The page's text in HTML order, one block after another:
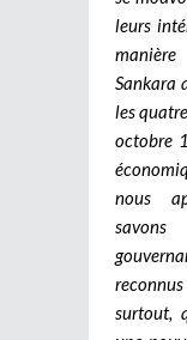
leurs
Sankara
les
octobre
nous
surtout,